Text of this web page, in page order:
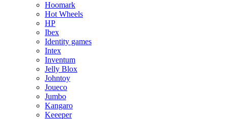
Hoomark
Hot Wheels
HP
Ibex
Identity games
Intex
Inventum
Jelly Blox
Johntoy
Joueco
Jumbo
Kangaro
Keeeper